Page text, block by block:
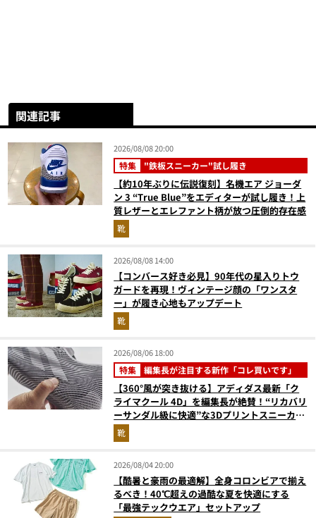
関連記事
2026/08/08 20:00
特集 "鉄板スニーカー"試し履き
【約10年ぶりに伝説復刻】名機エア ジョーダ
ン 3 “True Blue”をエディターが試し履き！上
質レザーとエレファント柄が放つ圧倒的存在感
靴
2026/08/08 14:00
【コンバース好き必見】90年代の星入りトウ
ガードを再現！ヴィンテージ顔の「ワンスタ
ー」が履き心地もアップデート
靴
2026/08/06 18:00
特集 編集長が注目する新作「コレ買いです」
【360°風が突き抜ける】アディダス最新「ク
ライマクール 4D」を編集長が絶賛！“リカバリ
ーサンダル級に快適”な3Dプリントスニーカー
『コレ買いです』Vol.173
靴
2026/08/04 20:00
【酷暑と豪雨の最適解】全身コロンビアで揃え
るべき！40℃超えの過酷な夏を快適にする
「最強テックウエア」セットアップ